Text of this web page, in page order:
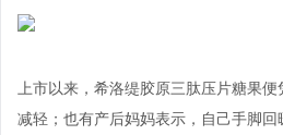
上市以来，希洛缇胶原三肽压片糖果
减轻；也有产后妈妈表示，自己手脚